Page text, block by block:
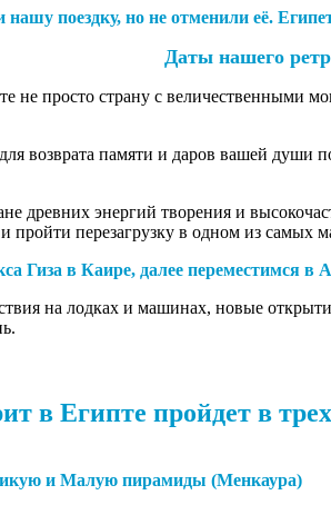
поездку, но не отменили её.
Даты нашего
не просто страну с величественными
возврата памяти и даров вашей
древних энергий творения и
перезагрузку в одном из самых
Гиза в Каире, далее переместимся
на лодках и машинах, новые
в Египте пройдет в
и Малую пирамиды (Менкаура)